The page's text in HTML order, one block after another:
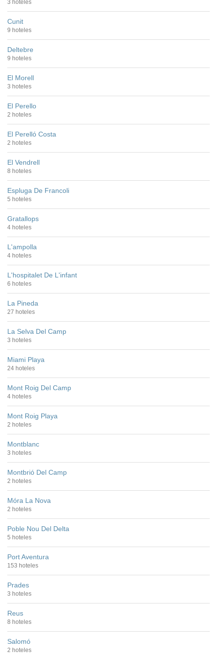
3 hoteles
Cunit
9 hoteles
Deltebre
9 hoteles
El Morell
3 hoteles
El Perello
2 hoteles
El Perelló Costa
2 hoteles
El Vendrell
8 hoteles
Espluga De Francoli
5 hoteles
Gratallops
4 hoteles
L'ampolla
4 hoteles
L'hospitalet De L'infant
6 hoteles
La Pineda
27 hoteles
La Selva Del Camp
3 hoteles
Miami Playa
24 hoteles
Mont Roig Del Camp
4 hoteles
Mont Roig Playa
2 hoteles
Montblanc
3 hoteles
Montbrió Del Camp
2 hoteles
Móra La Nova
2 hoteles
Poble Nou Del Delta
5 hoteles
Port Aventura
153 hoteles
Prades
3 hoteles
Reus
8 hoteles
Salomó
2 hoteles